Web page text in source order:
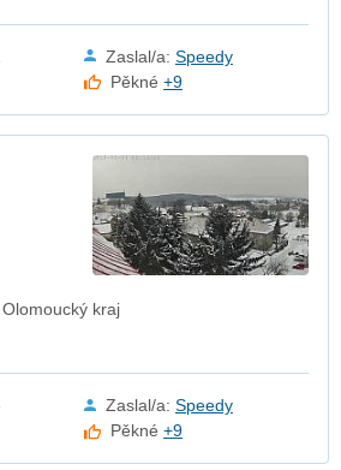
Zaslal/a: Speedy
Pěkné+9
kraj
Zaslal/a: Speedy
Pěkné+9